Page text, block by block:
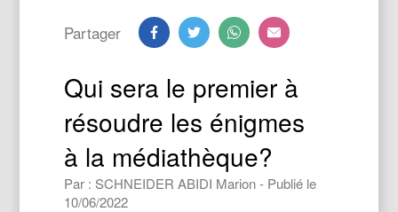
Partager
Qui sera le premier à
résoudre les énigmes
à la médiathèque?
Par : SCHNEIDER ABIDI Marion - Publié le
10/06/2022